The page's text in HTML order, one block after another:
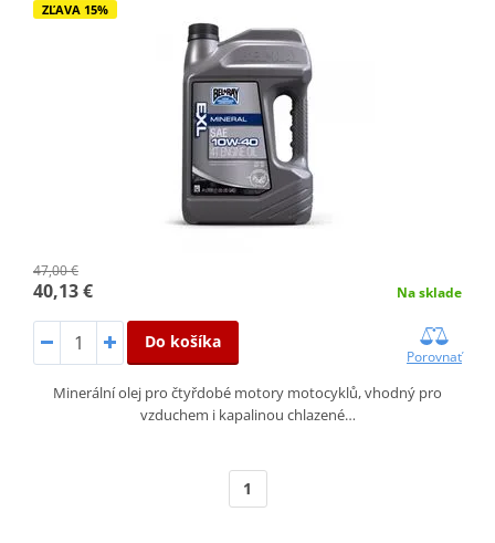
ZĽAVA 15%
47,00 €
40,13 € Na sklade
Do košíka
Porovnať
Minerální olej pro čtyřdobé motory motocyklů, vhodný pro
vzduchem i kapalinou chlazené…
1